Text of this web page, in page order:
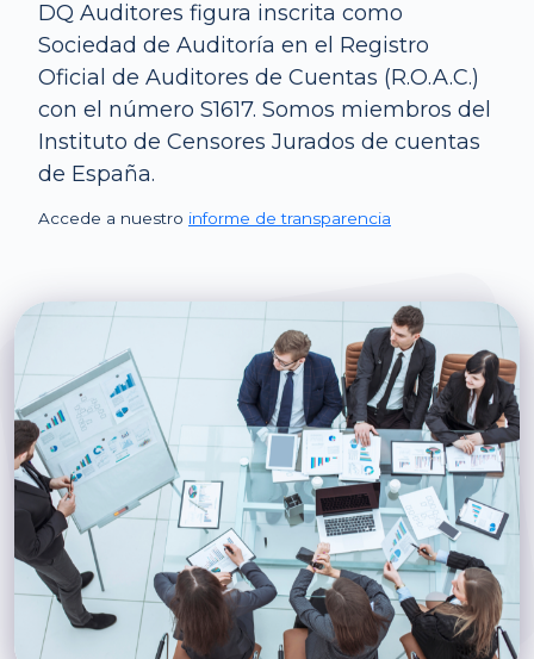
DQ Auditores figura inscrita como
Sociedad de Auditoría en el Registro
Oficial de Auditores de Cuentas (R.O.A.C.)
con el número S1617. Somos miembros del
Instituto de Censores Jurados de cuentas
de España.
Accede a nuestro informe de transparencia